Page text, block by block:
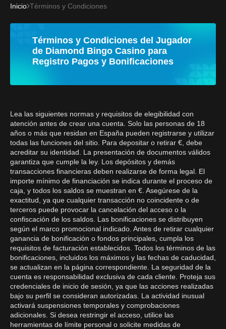
Inicio Términos y Condiciones
Términos y Condiciones del Jugador
de Diamond Bingo Casino para
Registro Pagos y Bonificaciones
Lea las siguientes normas y requisitos de elegibilidad con
atención antes de crear una cuenta. Solo las personas de 18
años o más que residan en España pueden registrarse y utilizar
todas las funciones del sitio. Para depositar o retirar €, debe
acreditar su identidad. La presentación de documentos válidos
garantiza que cumple la ley. Los depósitos y demás
transacciones financieras deben realizarse de forma legal. El
importe mínimo de financiación se indica durante el proceso de
caja, y todos los saldos se muestran en €. Asegúrese de la
exactitud, ya que cualquier transacción no coincidente o de
terceros puede provocar la cancelación del acceso o la
confiscación de los saldos. Las bonificaciones se distribuyen
según el marco promocional indicado. Antes de retirar cualquier
ganancia de bonificación o fondos principales, cumpla los
requisitos de facturación establecidos. Todos los términos de las
bonificaciones, incluidos los máximos y las fechas de caducidad,
se actualizan en la página correspondiente. La seguridad de la
cuenta es responsabilidad exclusiva de cada cliente. Proteja sus
credenciales de inicio de sesión, ya que las acciones realizadas
bajo su perfil se consideran autorizadas. La actividad inusual
activará suspensiones temporales y comprobaciones
adicionales. Si desea restringir el acceso, utilice las
herramientas de límite personal o solicite medidas de